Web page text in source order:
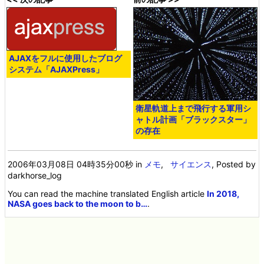
AJAXをフルに使用したブログ
システム「AJAXPress」
衛星軌道上まで飛行する軍用シ
ャトル計画「ブラックスター」
の存在
2006年03月08日 04時35分00秒 in メモ,サイエンス, Posted by
darkhorse_log
You can read the machine translated English articleIn 2018,
NASA goes back to the moon to b….